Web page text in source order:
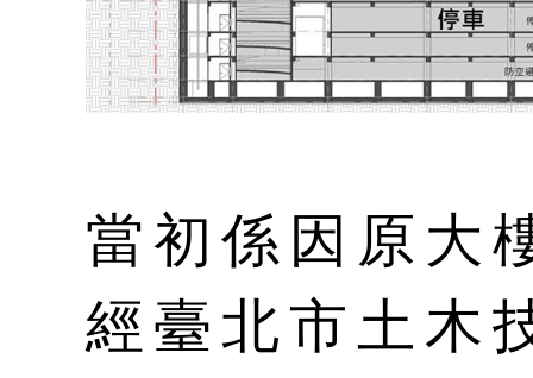
當初係因原大
經臺北市土木